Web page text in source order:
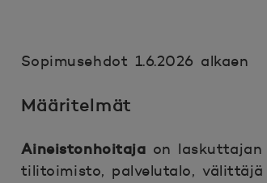
Sopimusehdot 1.6.2026 alkaen
Määritelmät
Aineistonhoitaja on
tilitoimisto, palvelutalo,